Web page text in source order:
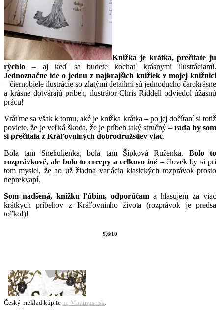
Knižka je krátka, prečítate ju
rýchlo – aj keď sa budete kochať krásnymi ilustráciami.
Jednoznačne ide o jednu z najkrajších knižiek v mojej knižnici
– čiernobiele ilustrácie so zlatými detailmi sú jednoducho čarokrásne
a krásne dotvárajú príbeh, ilustrátor Chris Riddell odviedol úžasnú
prácu!
Vráťme sa však k tomu, aké je knižka krátka – po jej dočítaní si totiž
poviete, že je veľká škoda, že je príbeh taký stručný –rada by som
si prečítala z Kráľovniných dobrodružstiev viac.
Bola tam Snehulienka, bola tam Šípková Ruženka. Bolo to
rozprávkové, ale bolo to creepy a celkovoiné– človek by si pri
tom myslel, že ho už žiadna variácia klasických rozprávok prosto
neprekvapí.
Som nadšená, knižku ľúbim, odporúčama hlasujem za viac
krátkych príbehov z Kráľovninho života (rozprávok je predsa
toľko!)!
9,6/10
Český preklad kúpite na Martinuse.sk